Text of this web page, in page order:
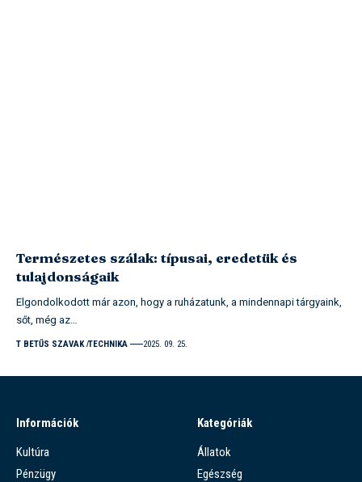
Természetes szálak: típusai, eredetük és
tulajdonságaik
Elgondolkodott már azon, hogy a ruházatunk, a mindennapi tárgyaink,
sőt, még az…
T BETŰS SZAVAK TECHNIKA 2025. 09. 25.
Információk
Kultúra
Pénzügy
Kategóriák
Állatok
Egészség